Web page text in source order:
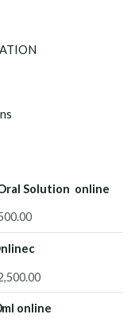
Solution online
Current
price
is:
Price
range:
$280.00
online